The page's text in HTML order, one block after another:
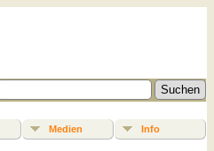
Medien Info